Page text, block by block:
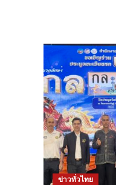
“พรรค
พร้อม”
เปลี่ยน
ชื่อ
เป็น
“พรรค
ศรัทธา”
ด้าน
“พิม
ไหมทอง”
ลา
ออก
ข่าวทั่วไทย